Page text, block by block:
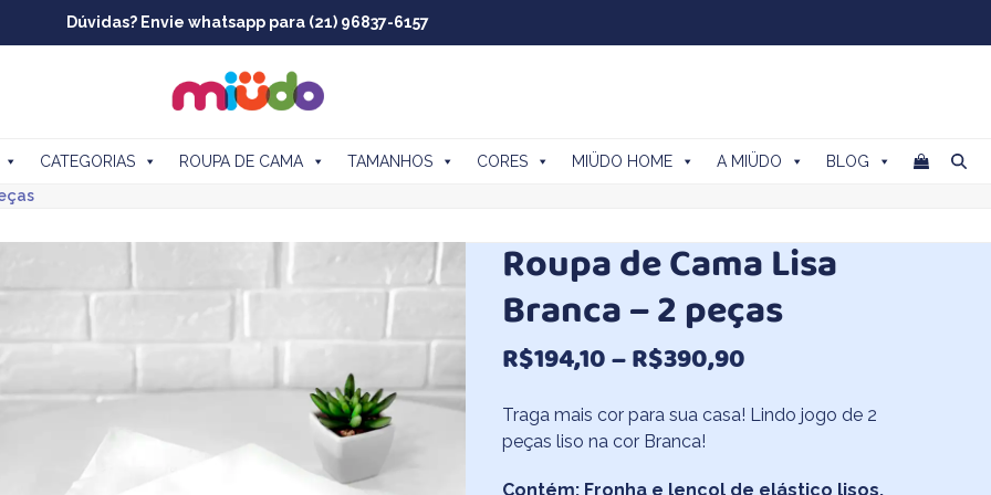
Dúvidas? Envie whatsapp para (21) 96837-6157
CATEGORIAS ROUPA DE CAMA TAMANHOS CORES MIÜDO HOME A MIÜDO
BLOG
Roupa de Cama Lisa
Branca – 2 peças
R$194,10–R$390,90
de
preço:
R$194,10
Traga mais cor para sua casa! Lindo jogo de 2
peças liso na cor Branca!
Contém: Fronha e lençol de elástico lisos,